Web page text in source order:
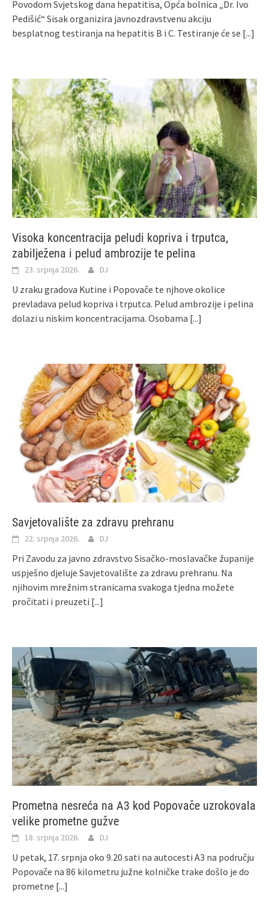
Povodom Svjetskog dana hepatitisa, Opća bolnica „Dr. Ivo
Pedišić“ Sisak organizira javnozdravstvenu akciju
besplatnog testiranja na hepatitis B i C. Testiranje će se [...]
Visoka koncentracija peludi kopriva i trputca,
zabilježena i pelud ambrozije te pelina
23. srpnja 2026. DJ
U zraku gradova Kutine i Popovače te njhove okolice
prevladava pelud kopriva i trputca. Pelud ambrozije i pelina
dolazi u niskim koncentracijama. Osobama [...]
Savjetovalište za zdravu prehranu
22. srpnja 2026. DJ
Pri Zavodu za javno zdravstvo Sisačko-moslavačke županije
uspješno djeluje Savjetovalište za zdravu prehranu. Na
njihovim mrežnim stranicama svakoga tjedna možete
pročitati i preuzeti [...]
Prometna nesreća na A3 kod Popovače uzrokovala
velike prometne gužve
18. srpnja 2026. DJ
U petak, 17. srpnja oko 9.20 sati na autocesti A3 na području
Popovače na 86 kilometru južne kolničke trake došlo je do
prometne [...]